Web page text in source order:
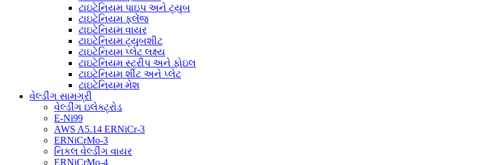
ટાઇટેનિયમ પાઇપ અને ટ્યુબ
ટાઇટેનિયમ ફ્લેંજ
ટાઇટેનિયમ વાયર
ટાઇટેનિયમ ટ્યુબશીટ
ટાઇટેનિયમ પ્લેટ લક્ષ્ય
ટાઇટેનિયમ સ્ટ્રીપ અને ફોઇલ
ટાઇટેનિયમ શીટ અને પ્લેટ
ટાઇટેનિયમ મેશ
વેલ્ડીંગ સામગ્રી
વેલ્ડીંગ ઇલેક્ટ્રોડ
E-Ni99
AWS A5.14 ERNiCr-3
ERNiCrMo-3
નિકલ વેલ્ડીંગ વાયર
ERNiCrMo-4